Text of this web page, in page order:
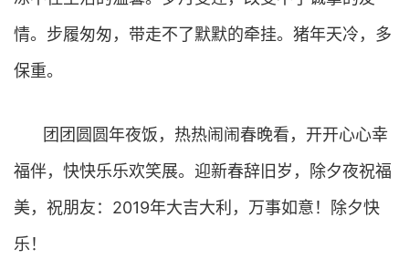
情。步履匆匆，带走不了默默的牵挂。猪年天冷，多
保重。
团团圆圆年夜饭，热热闹闹春晚看，开开心心幸
福伴，快快乐乐欢笑展。迎新春辞旧岁，除夕夜祝福
美，祝朋友：2019年大吉大利，万事如意！除夕快
乐！